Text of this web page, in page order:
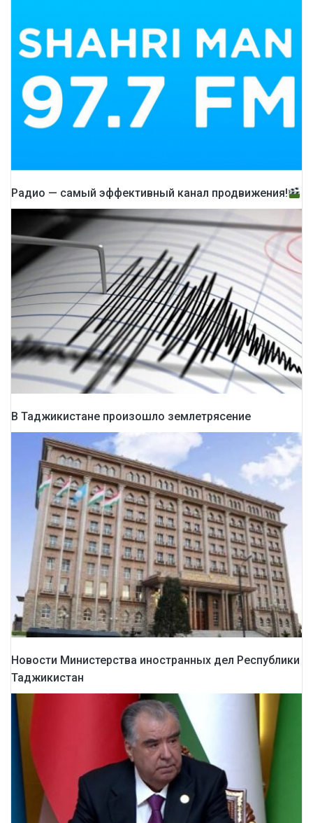
Радио — самый эффективный канал продвижения!
В Таджикистане произошло землетрясение
Новости Министерства иностранных дел Республики
Таджикистан